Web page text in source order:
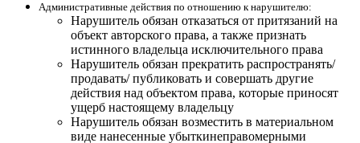
Административные действия по отношению к нарушителю:
Нарушитель обязан отказаться от притязаний на
объект авторского права, а также признать
истинного владельца исключительного права
Нарушитель обязан прекратить распространять/
продавать/ публиковать и совершать другие
действия над объектом права, которые приносят
ущерб настоящему владельцу
Нарушитель обязан возместить в материальном
виде нанесенные убыткинеправомерными